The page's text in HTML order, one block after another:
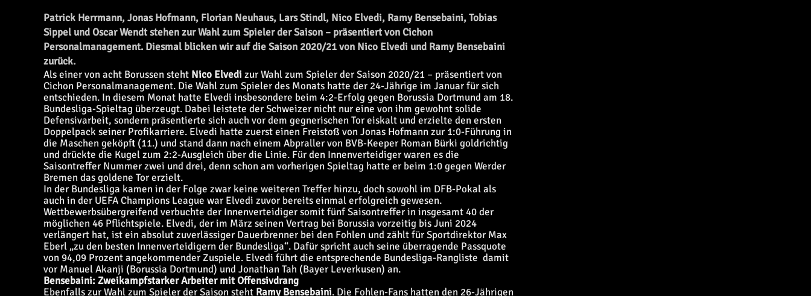
Patrick Herrmann, Jonas Hofmann, Florian Neuhaus, Lars Stindl, Nico Elvedi, Ramy Bensebaini, Tobias
Sippel und Oscar Wendt stehen zur Wahl zum Spieler der Saison – präsentiert von Cichon
Personalmanagement. Diesmal blicken wir auf die Saison 2020/21 von Nico Elvedi und Ramy Bensebaini
zurück.
Als einer von acht Borussen steht Nico Elvedi zur Wahl zum Spieler der Saison 2020/21 – präsentiert von
Cichon Personalmanagement. Die Wahl zum Spieler des Monats hatte der 24-Jährige im Januar für sich
entschieden. In diesem Monat hatte Elvedi insbesondere beim 4:2-Erfolg gegen Borussia Dortmund am 18.
Bundesliga-Spieltag überzeugt. Dabei leistete der Schweizer nicht nur eine von ihm gewohnt solide
Defensivarbeit, sondern präsentierte sich auch vor dem gegnerischen Tor eiskalt und erzielte den ersten
Doppelpack seiner Profikarriere. Elvedi hatte zuerst einen Freistoß von Jonas Hofmann zur 1:0-Führung in
die Maschen geköpft (11.) und stand dann nach einem Abpraller von BVB-Keeper Roman Bürki goldrichtig
und drückte die Kugel zum 2:2-Ausgleich über die Linie. Für den Innenverteidiger waren es die
Saisontreffer Nummer zwei und drei, denn schon am vorherigen Spieltag hatte er beim 1:0 gegen Werder
Bremen das goldene Tor erzielt.
In der Bundesliga kamen in der Folge zwar keine weiteren Treffer hinzu, doch sowohl im DFB-Pokal als
auch in der UEFA Champions League war Elvedi zuvor bereits einmal erfolgreich gewesen.
Wettbewerbsübergreifend verbuchte der Innenverteidiger somit fünf Saisontreffer in insgesamt 40 der
möglichen 46 Pflichtspiele. Elvedi, der im März seinen Vertrag bei Borussia vorzeitig bis Juni 2024
verlängert hat, ist ein absolut zuverlässiger Dauerbrenner bei den Fohlen und zählt für Sportdirektor Max
Eberl „zu den besten Innenverteidigern der Bundesliga“. Dafür spricht auch seine überragende Passquote
von 94,09 Prozent angekommender Zuspiele. Elvedi führt die entsprechende Bundesliga-Rangliste damit
vor Manuel Akanji (Borussia Dortmund) und Jonathan Tah (Bayer Leverkusen) an.
Bensebaini: Zweikampfstarker Arbeiter mit Offensivdrang
Ebenfalls zur Wahl zum Spieler der Saison steht Ramy Bensebaini. Die Fohlen-Fans hatten den 26-Jährigen